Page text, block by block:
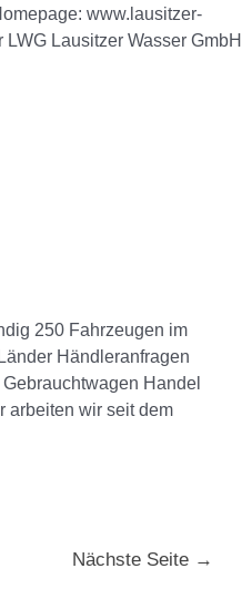
www.lausitzer-
Lausitzer Wasser GmbH
250 Fahrzeugen im
Händleranfragen
Handel
arbeiten wir seit dem
Nächste Seite →